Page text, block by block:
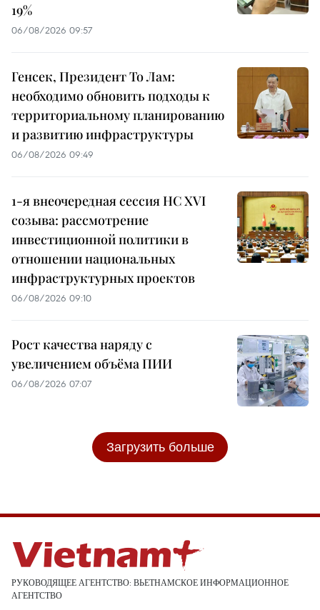
19%
06/08/2026 09:57
Генсек, Президент То Лам:
необходимо обновить подходы к
территориальному планированию
и развитию инфраструктуры
06/08/2026 09:49
1-я внеочередная сессия НС XVI
созыва: рассмотрение
инвестиционной политики в
отношении национальных
инфраструктурных проектов
06/08/2026 09:10
Рост качества наряду с
увеличением объёма ПИИ
06/08/2026 07:07
Загрузить больше
РУКОВОДЯЩЕЕ АГЕНТСТВО: ВЬЕТНАМСКОЕ ИНФОРМАЦИОННОЕ
АГЕНТСТВО